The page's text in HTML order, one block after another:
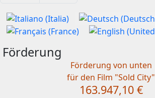
Sprache auswählen
Förderung
Förderung von unten
für den Film "Sold City"
163.947,10 €